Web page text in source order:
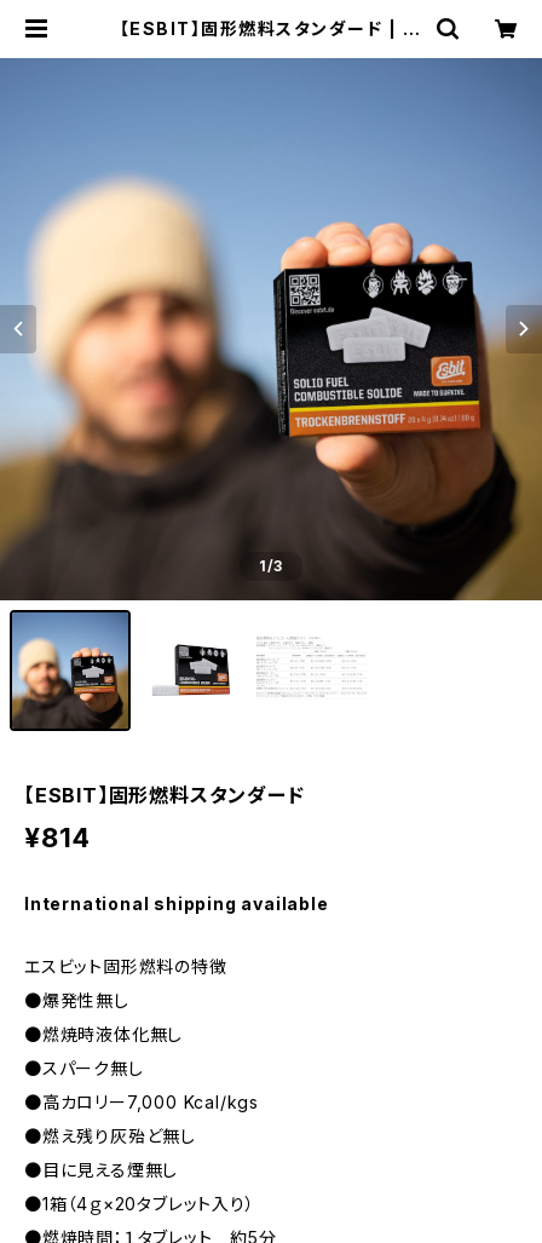
【ESBIT】固形燃料スタンダード | W
1/3
【ESBIT】固形燃料スタンダード
¥814
International shipping available
エスビット固形燃料の特徴
●爆発性無し
●燃焼時液体化無し
●スパーク無し
●高カロリー7,000 Kcal/kgs
●燃え残り灰殆ど無し
●目に見える煙無し
●1箱（4ｇ×20タブレット入り）
●燃焼時間：１タブレット 約5分